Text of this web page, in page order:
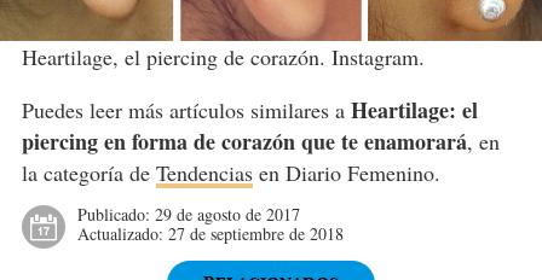
Heartilage, el piercing de corazón. Instagram.
Puedes leer más artículos similares a Heartilage: el
piercing en forma de corazón que te enamorará, en
la categoría de Tendenciasen Diario Femenino.
Publicado: 29 de agosto de 2017
Actualizado: 27 de septiembre de 2018